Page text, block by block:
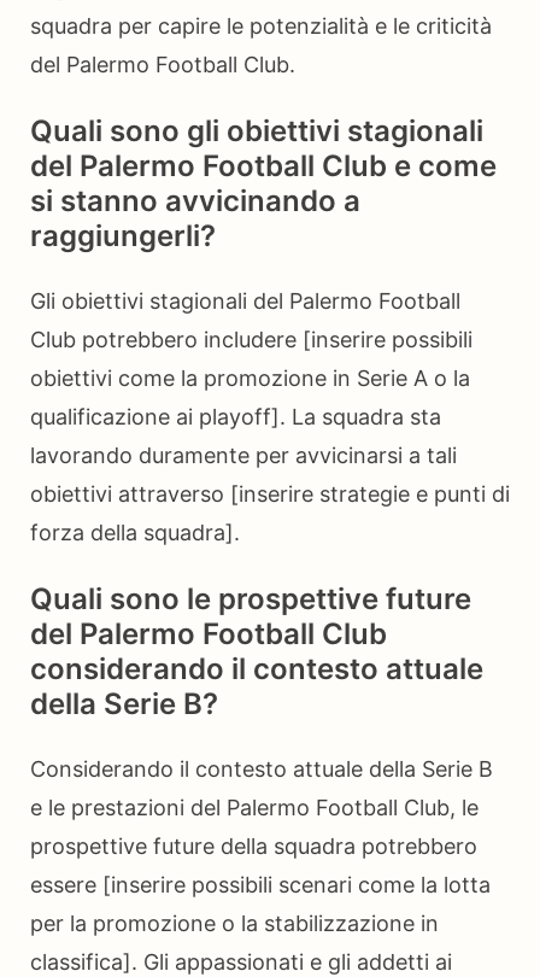
squadra per capire le potenzialità e le criticità
del Palermo Football Club.
Quali sono gli obiettivi stagionali
del Palermo Football Club e come
si stanno avvicinando a
raggiungerli?
Gli obiettivi stagionali del Palermo Football
Club potrebbero includere [inserire possibili
obiettivi come la promozione in Serie A o la
qualificazione ai playoff]. La squadra sta
lavorando duramente per avvicinarsi a tali
obiettivi attraverso [inserire strategie e punti di
forza della squadra].
Quali sono le prospettive future
del Palermo Football Club
considerando il contesto attuale
della Serie B?
Considerando il contesto attuale della Serie B
e le prestazioni del Palermo Football Club, le
prospettive future della squadra potrebbero
essere [inserire possibili scenari come la lotta
per la promozione o la stabilizzazione in
classifica]. Gli appassionati e gli addetti ai